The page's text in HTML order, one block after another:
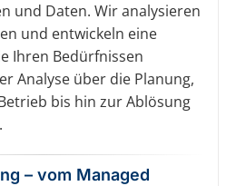
und Daten. Wir analysieren
und entwickeln eine
Ihren Bedürfnissen
Analyse über die Planung,
bis hin zur Ablösung
– vom Managed